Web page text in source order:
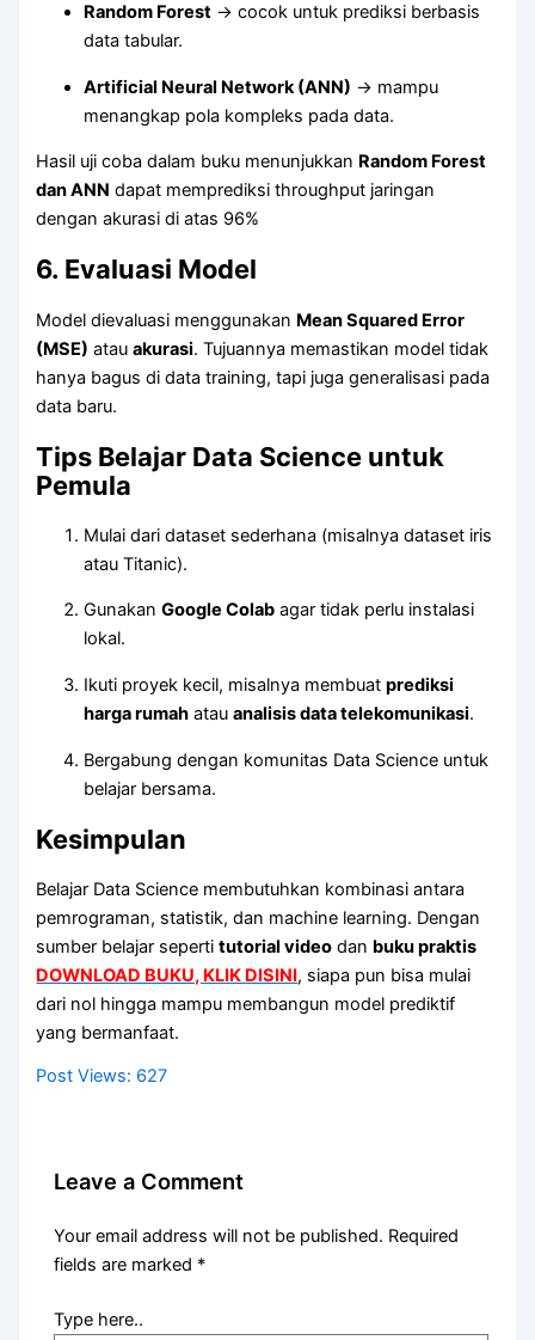
Random Forest → cocok untuk prediksi berbasis
data tabular.
Artificial Neural Network (ANN) → mampu
menangkap pola kompleks pada data.
Hasil uji coba dalam buku menunjukkan Random Forest
dan ANN dapat memprediksi throughput jaringan
dengan akurasi di atas 96%
6. Evaluasi Model
Model dievaluasi menggunakan Mean Squared Error
(MSE) atauakurasi. Tujuannya memastikan model tidak
hanya bagus di data training, tapi juga generalisasi pada
data baru.
Tips Belajar Data Science untuk
Pemula
Mulai dari dataset sederhana (misalnya dataset iris
atau Titanic).
GunakanGoogle Colab agar tidak perlu instalasi
lokal.
Ikuti proyek kecil, misalnya membuatprediksi
harga rumah atauanalisis data telekomunikasi.
Bergabung dengan komunitas Data Science untuk
belajar bersama.
Kesimpulan
Belajar Data Science membutuhkan kombinasi antara
pemrograman, statistik, dan machine learning. Dengan
sumber belajar sepertitutorial video dan buku praktis
DOWNLOAD BUKU, KLIK DISINI, siapa pun bisa mulai
dari nol hingga mampu membangun model prediktif
yang bermanfaat.
Post Views: 627
Leave a Comment
Your email address will not be published. Required
fields are marked *
Type here..